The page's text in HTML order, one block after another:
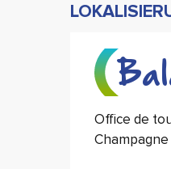
Office de
Champagne